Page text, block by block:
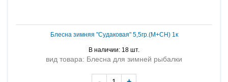
Блесна зимняя "Судаковая" 5,5гр.(М+СН) 1к
В наличии: 18 шт.
вид товара: Блесна для зимней рыбалки